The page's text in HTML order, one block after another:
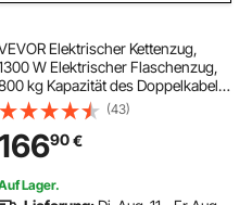
Elektrischer Kettenzug,
W Elektrischer Flaschenzug,
kg Kapazität des Doppelkabels
Hebezug Kettenaufzug aus Stahl,
Nennlast 1 T Seilhebezug mit
Kettenzug Seilwinde für
Fabriken
(43)
90€
Lager.